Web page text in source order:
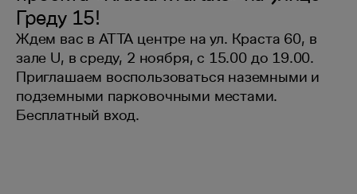
Греду 15!
Ждем вас в АТТА центре на ул. Краста 60, в
зале U, в среду, 2 ноября, с 15.00 до 19.00.
Приглашаем воспользоваться наземными и
подземными парковочными местами.
Бесплатный вход.